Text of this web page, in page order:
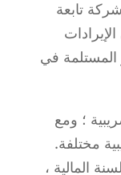
تابعة
المستلمة في
؛ ومع
مختلفة.
المالية ،